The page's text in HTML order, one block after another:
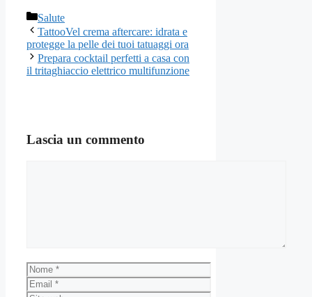
Categorie
Salute
TattooVel crema aftercare: idrata e
protegge la pelle dei tuoi tatuaggi ora
Prepara cocktail perfetti a casa con
il tritaghiaccio elettrico multifunzione
Lascia un commento
Nome
Email